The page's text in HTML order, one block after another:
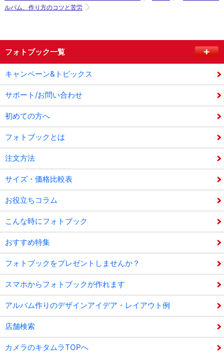
ルバム、作り方のコツと苦労
フォトブック一覧
キャンペーン&トピックス
サポート/お問い合わせ
初めての方へ
フォトブックとは
注文方法
サイズ・価格比較表
お役立ちコラム
こんな時にフォトブック
おすすめ特集
フォトブックをプレゼントしませんか？
スマホからフォトブックが作れます
アルバム作りのデザインアイデア・レイアウト例
店舗検索
カメラのキタムラTOPへ